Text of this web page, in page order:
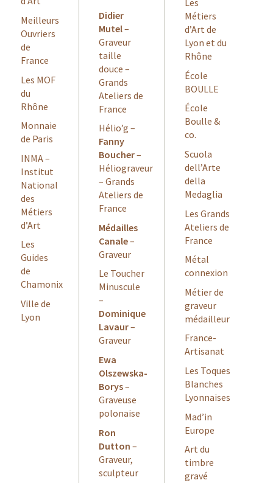
Meilleurs
Ouvriers
de
France
Les MOF
du
Rhône
Monnaie
de Paris
INMA –
Institut
National
des
Métiers
d’Art
Les
Guides
de
Chamonix
Ville de
Lyon
Didier
Mutel–
Graveur
taille
douce –
Grands
Ateliers de
France
Hélio’g –
Fanny
Boucher–
Héliograveur
– Grands
Ateliers de
France
Médailles
Canale–
Graveur
Le Toucher
Minuscule
–
Dominique
Lavaur–
Graveur
Ewa
Olszewska-
Borys–
Graveuse
polonaise
Ron
Dutton –
Graveur,
sculpteur
Les
Métiers
d’Art de
Lyon et du
Rhône
École
BOULLE
École
Boulle &
co.
Scuola
dell’Arte
della
Medaglia
Les Grands
Ateliers de
France
Métal
connexion
Métier de
graveur
médailleur
France-
Artisanat
Les Toques
Blanches
Lyonnaises
Mad’in
Europe
Art du
timbre
gravé